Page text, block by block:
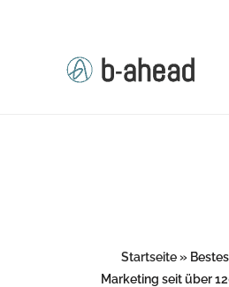
Startseite»
Marketing seit über